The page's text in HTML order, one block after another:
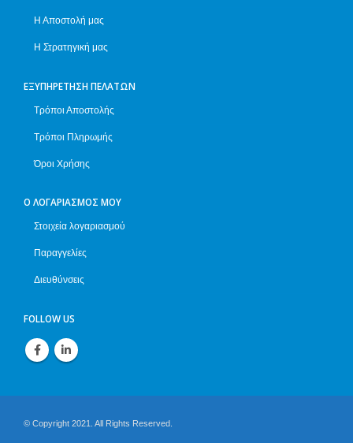
Η Αποστολή μας
Η Στρατηγική μας
ΕΞΥΠΗΡΈΤΗΣΗ ΠΕΛΑΤΏΝ
Τρόποι Αποστολής
Τρόποι Πληρωμής
Όροι Χρήσης
Ο ΛΟΓΑΡΙΑΣΜΌΣ ΜΟΥ
Στοιχεία λογαριασμού
Παραγγελίες
Διευθύνσεις
FOLLOW US
© Copyright 2021. All Rights Reserved.